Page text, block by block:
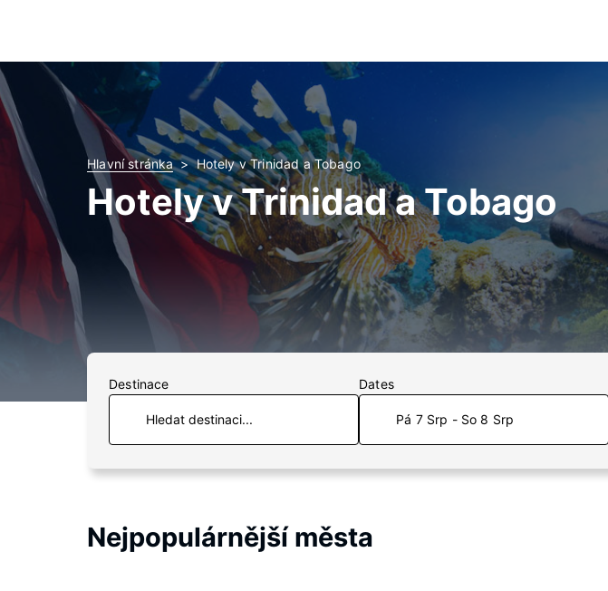
Hlavní stránka Hotely v Trinidad a Tobago
Hotely v Trinidad a Tobago
Destinace Dates
Pá 7 Srp - So 8 Srp
Nejpopulárnější města